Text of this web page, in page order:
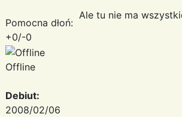
Pomocna dłoń:
+0/-0
Offline
Debiut:
2008/02/06
Ale tu nie ma